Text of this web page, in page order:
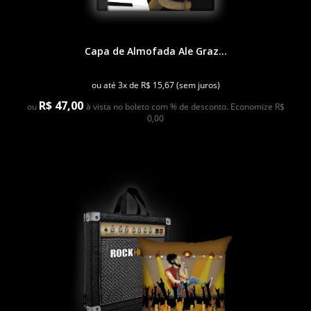
Capa de Almofada Ale Graz...
ou até 3x de R$ 15,67 (sem juros)
ou R$ 47,00 à vista no boleto com % de desconto. Economize R$
0,00